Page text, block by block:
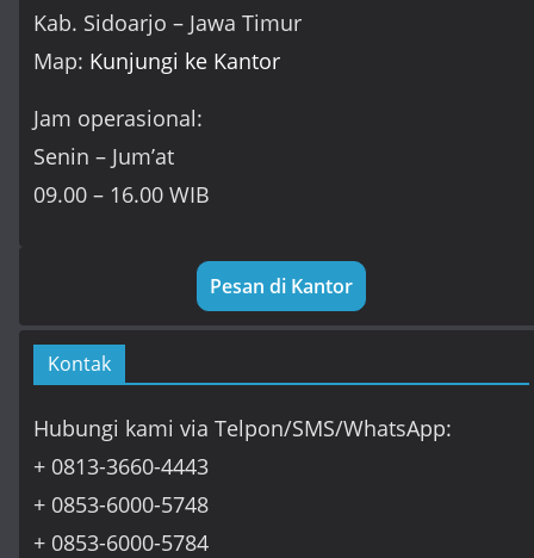
Kab. Sidoarjo – Jawa Timur
Map: Kunjungi ke Kantor
Jam operasional:
Senin – Jum’at
09.00 – 16.00 WIB
Pesan di Kantor
Kontak
Hubungi kami via Telpon/SMS/WhatsApp:
+ 0813-3660-4443
+ 0853-6000-5748
+ 0853-6000-5784